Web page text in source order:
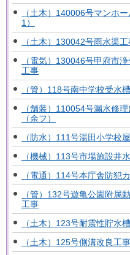
（土木）140006号マンホ
1）
（土木）130042号雨水渠工
（電気）130046号甲府市
工事
（管）118号南中学校受水
（舗装）110054号漏水修
（余フ）
（防水）111号湯田小学校
（機械）113号市場施設井
（電通）114号本庁舎防犯
（管）132号遊亀公園附属
工事
（土木）123号耐震性貯水
（土木）125号側溝改良工